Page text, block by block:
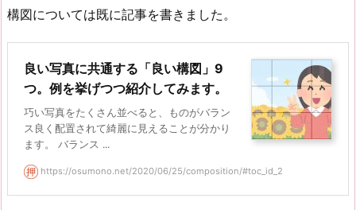
構図については既に記事を書きました。
良い写真に共通する「良い構図」9
つ。例を挙げつつ紹介してみます。
巧い写真をたくさん並べると、ものがバラン
ス良く配置されて綺麗に見えることが分かり
ます。 バランス ...
https://osumono.net/2020/06/25/composition/#toc_id_2